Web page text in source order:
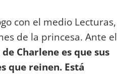
con el medio Lecturas,
de la princesa. Ante el
Charlene es que sus
que reinen. Está